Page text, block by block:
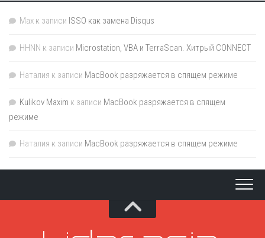
Max к записи ISSO как замена Disqus
HHNN к записи Microstation, VBA и TerraScan. Хитрый CONNECT
Наталия к записи MacBook разряжается в спящем режиме
Kulikov Maxim к записи MacBook разряжается в спящем
режиме
Наталия к записи MacBook разряжается в спящем режиме